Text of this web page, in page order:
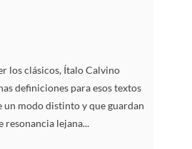
los clásicos, Ítalo Calvino
definiciones para esos textos
un modo distinto y que guardan
resonancia lejana...